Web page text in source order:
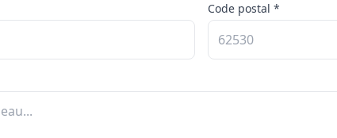
Code postal *